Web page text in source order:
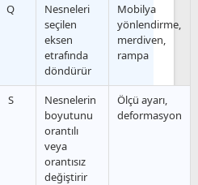
Q
Nesneleri
seçilen
eksen
etrafında
döndürür
Mobilya
yönlendirme,
merdiven,
rampa
S
Nesnelerin
boyutunu
orantılı
veya
orantısız
değiştirir
Ölçü ayarı,
deformasyon